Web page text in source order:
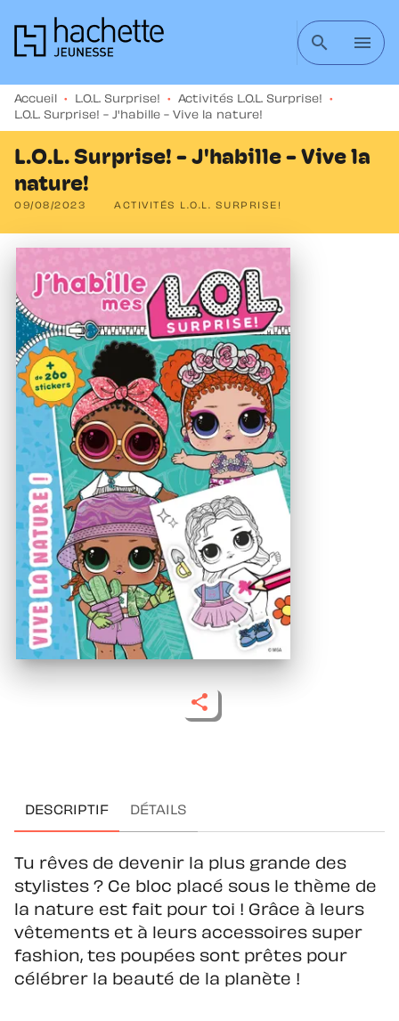
MENU RECHERCHE CONTENU
search menu
Accueil • L.O.L. Surprise! • Activités L.O.L. Surprise!
•
L.O.L. Surprise! - J'habille - Vive la nature!
L.O.L. Surprise! - J'habille - Vive la
nature!
09/08/2023 ACTIVITÉS L.O.L. SURPRISE!
DESCRIPTIF DÉTAILS
Tu rêves de devenir la plus grande des
stylistes ? Ce bloc placé sous le thème de
la nature est fait pour toi ! Grâce à leurs
vêtements et à leurs accessoires super
fashion, tes poupées sont prêtes pour
célébrer la beauté de la planète !